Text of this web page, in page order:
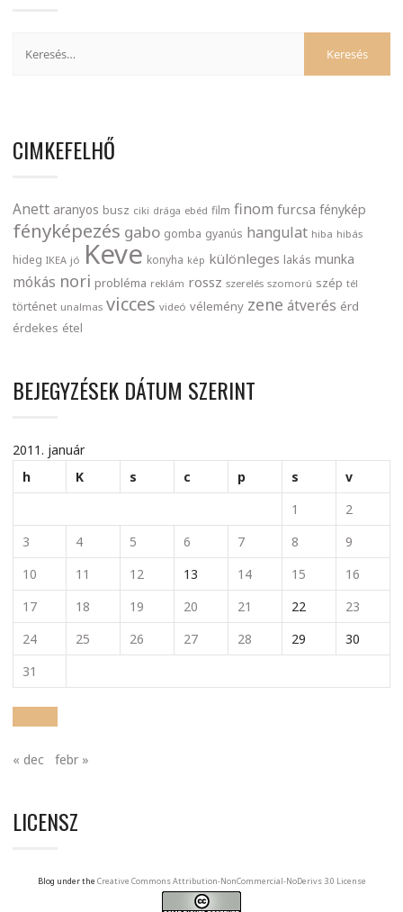
CIMKEFELHŐ
Anett aranyos busz ciki drága ebéd film finom furcsa fénykép
fényképezés gabo gomba gyanús hangulat hiba hibás
hideg IKEA jó Keve konyha kép különleges lakás munka
mókás nori probléma reklám rossz szerelés szomorú szép tél
történet unalmas vicces videó vélemény zene átverés érd
érdekes étel
BEJEGYZÉSEK DÁTUM SZERINT
2011. január
h
K s c p s
v
1
2
3
4 5 6 7 8
9
10
11 12 13 14 15
16
17
18 19 20 21 22
23
24
25 26 27 28 29
30
31
« dec febr »
LICENSZ
Blog under the Creative Commons Attribution-NonCommercial-NoDerivs 3.0 License